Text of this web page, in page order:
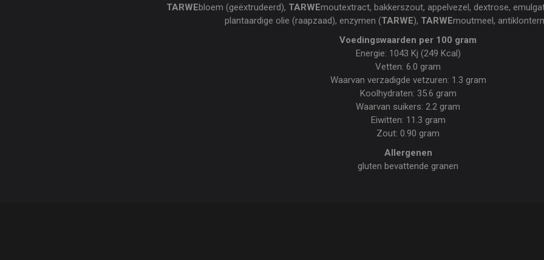
TARWEbloem (geëxtrudeerd), TARWEmoutextract, bakkerszout, appelvezel, dextrose,
plantaardige olie (raapzaad), enzymen (TARWE), TARWEmoutmeel,
Voedingswaarden per 100 gram
Energie: 1043 Kj (249 Kcal)
Vetten: 6.0 gram
Waarvan verzadigde vetzuren: 1.3 gram
Koolhydraten: 35.6 gram
Waarvan suikers: 2.2 gram
Eiwitten: 11.3 gram
Zout: 0.90 gram
Allergenen
gluten bevattende granen